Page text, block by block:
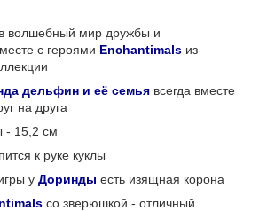
в волшебный мир дружбы и
с героями Enchantimals из
дельфин и её семья всегда вместе
на друга
- 15,2 см
к руке куклы
у Доринды есть изящная корона
со зверюшкой - отличный